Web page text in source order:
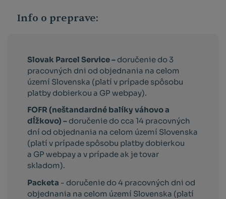
Info o preprave:
Slovak Parcel Service – doručenie do 3
pracovných dni od objednania na celom
území Slovenska (platí v prípade spôsobu
platby dobierkou a GP webpay).
FOFR (neštandardné balíky váhovo a
dĺžkovo) – doručenie do cca 14 pracovných
dní od objednania na celom území Slovenska
(platí v prípade spôsobu platby dobierkou
a GP webpay a v prípade ak je tovar
skladom).
Packeta - doručenie do 4 pracovných dni od
objednania na celom území Slovenska (platí